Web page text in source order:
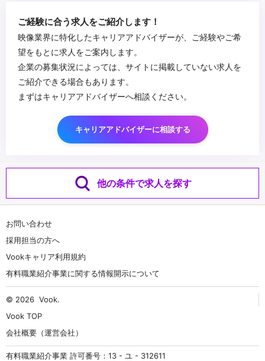
ご経験に合う求人をご紹介します！
映像業界に特化したキャリアアドバイザーが、ご経験やご希
望をもとに求人をご案内します。
企業の募集状況によっては、サイトに掲載していない求人を
ご紹介できる場合もあります。
まずはキャリアアドバイザーへ相談ください。
キャリアアドバイザーに相談する
他の条件で求人を探す
お問い合わせ
採用担当の方へ
Vookキャリア利用規約
有料職業紹介事業に関する情報開示について
© 2026 Vook.
Vook TOP
会社概要（運営会社）
有料職業紹介事業 許可番号：13 - ユ - 312611